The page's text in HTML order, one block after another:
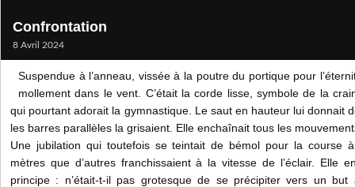
Confrontation
8 Avril 2024
Suspendue à l’anneau, vissée à la poutre du portique pour
mollement dans le vent. C’était la corde lisse, symbole de la
qui pourtant adorait la gymnastique. Le saut en hauteur lui donnait
les barres parallèles la grisaient. Elle enchaînait tous les
Une jubilation qui toutefois se teintait de bémol pour la course
mètres que d’autres franchissaient à la vitesse de l’éclair. Elle
principe : n’était-t-il pas grotesque de se précipiter vers un but